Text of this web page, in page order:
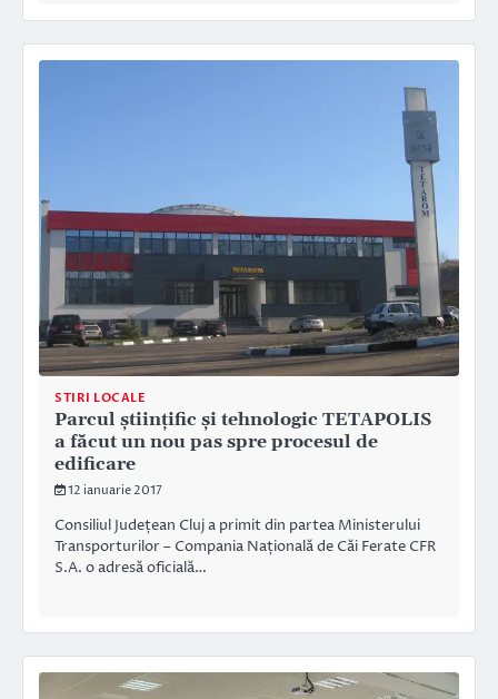
STIRI LOCALE
Parcul științific și tehnologic TETAPOLIS
a făcut un nou pas spre procesul de
edificare
12 ianuarie 2017
Consiliul Județean Cluj a primit din partea Ministerului
Transporturilor – Compania Națională de Căi Ferate CFR
S.A. o adresă oficială…